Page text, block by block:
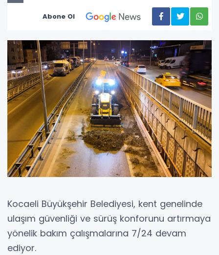
Abone Ol
Kocaeli Büyükşehir Belediyesi, kent genelinde
ulaşım güvenliği ve sürüş konforunu artırmaya
yönelik bakım çalışmalarına 7/24 devam
ediyor.